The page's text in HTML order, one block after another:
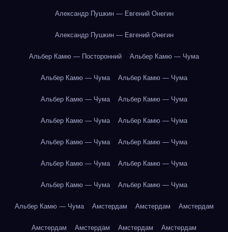
Александр Пушкин — Евгений Онегин
Александр Пушкин — Евгений Онегин
Альбер Камю — Посторонний Альбер Камю — Чума
Альбер Камю — Чума Альбер Камю — Чума
Альбер Камю — Чума Альбер Камю — Чума
Альбер Камю — Чума Альбер Камю — Чума
Альбер Камю — Чума Альбер Камю — Чума
Альбер Камю — Чума Альбер Камю — Чума
Альбер Камю — Чума Альбер Камю — Чума
Альбер Камю — Чума Амстердам Амстердам Амстердам
Амстердам Амстердам Амстердам Амстердам